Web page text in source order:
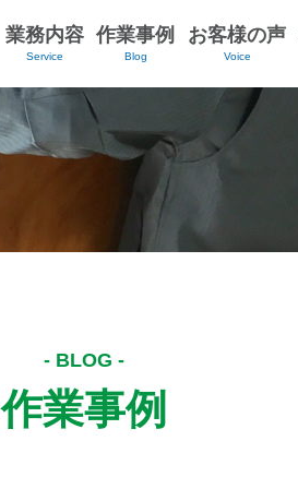
業務内容 作業事例 お客様の声
作業事例